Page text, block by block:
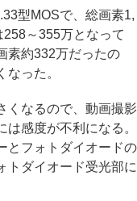
型MOSで、総画素1,
～355万となって
素約332万だったの
った。
くなるので、動画撮影
感度が不利になる。
とフォトダイオードの
トダイオード受光部に